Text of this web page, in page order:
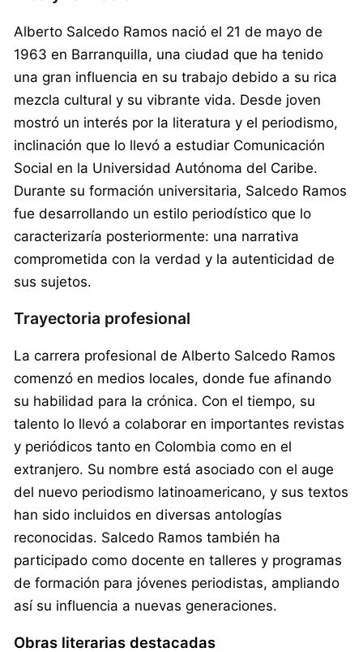
Alberto Salcedo Ramos nació el 21 de mayo de
1963 en Barranquilla, una ciudad que ha tenido
una gran influencia en su trabajo debido a su rica
mezcla cultural y su vibrante vida. Desde joven
mostró un interés por la literatura y el periodismo,
inclinación que lo llevó a estudiar Comunicación
Social en la Universidad Autónoma del Caribe.
Durante su formación universitaria, Salcedo Ramos
fue desarrollando un estilo periodístico que lo
caracterizaría posteriormente: una narrativa
comprometida con la verdad y la autenticidad de
sus sujetos.
Trayectoria profesional
La carrera profesional de Alberto Salcedo Ramos
comenzó en medios locales, donde fue afinando
su habilidad para la crónica. Con el tiempo, su
talento lo llevó a colaborar en importantes revistas
y periódicos tanto en Colombia como en el
extranjero. Su nombre está asociado con el auge
del nuevo periodismo latinoamericano, y sus textos
han sido incluidos en diversas antologías
reconocidas. Salcedo Ramos también ha
participado como docente en talleres y programas
de formación para jóvenes periodistas, ampliando
así su influencia a nuevas generaciones.
Obras literarias destacadas